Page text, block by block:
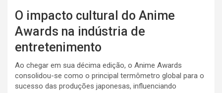
O impacto cultural do Anime
Awards na indústria de
entretenimento
Ao chegar em sua décima edição, o Anime Awards
consolidou-se como o principal termômetro global para o
sucesso das produções japonesas, influenciando